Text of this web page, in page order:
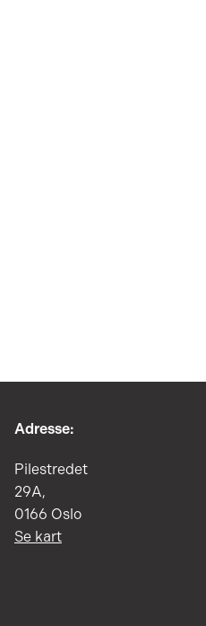
Adresse:
Pilestredet
29A,
0166 Oslo
Se kart